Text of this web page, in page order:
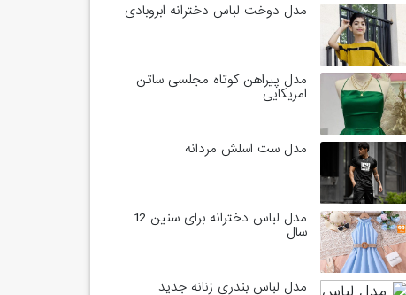
مدل دوخت لباس دخترانه ابروبادی
مدل پیراهن کوتاه مجلسی ساتن
امریکایی
مدل ست اسلش مردانه
مدل لباس دخترانه برای سنین 12
سال
مدل لباس بندری زنانه جدید